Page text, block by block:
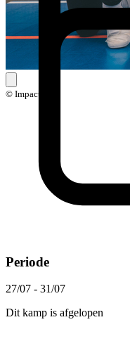
© Impact
Periode
27/07 - 31/07
Dit kamp is afgelopen